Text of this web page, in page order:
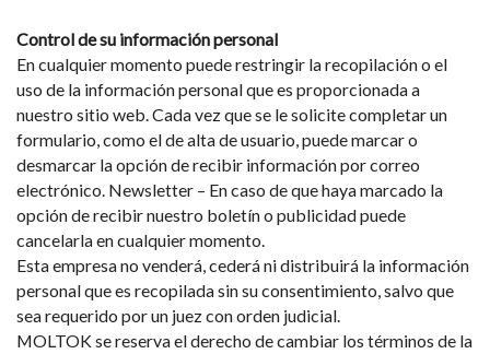
Control de su información personal
En cualquier momento puede restringir la recopilación o el
uso de la información personal que es proporcionada a
nuestro sitio web. Cada vez que se le solicite completar un
formulario, como el de alta de usuario, puede marcar o
desmarcar la opción de recibir información por correo
electrónico. Newsletter – En caso de que haya marcado la
opción de recibir nuestro boletín o publicidad puede
cancelarla en cualquier momento.
Esta empresa no venderá, cederá ni distribuirá la información
personal que es recopilada sin su consentimiento, salvo que
sea requerido por un juez con orden judicial.
MOLTOK se reserva el derecho de cambiar los términos de la